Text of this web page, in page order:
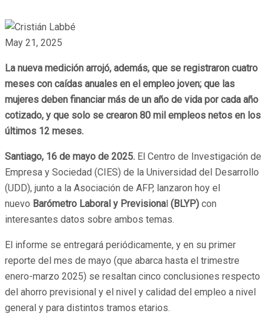
May 21, 2025
La nueva medición arrojó, además, que se registraron cuatro
meses con caídas anuales en el empleo joven; que las
mujeres deben financiar más de un año de vida por cada año
cotizado, y que solo se crearon 80 mil empleos netos en los
últimos 12 meses.
Santiago, 16 de mayo de 2025. El Centro de Investigación de
Empresa y Sociedad (CIES) de la Universidad del Desarrollo
(UDD), junto a la Asociación de AFP, lanzaron hoy el
nuevo Barómetro Laboral y Previsional (BLYP) con
interesantes datos sobre ambos temas.
El informe se entregará periódicamente, y en su primer
reporte del mes de mayo (que abarca hasta el trimestre
enero-marzo 2025) se resaltan cinco conclusiones respecto
del ahorro previsional y el nivel y calidad del empleo a nivel
general y para distintos tramos etarios.